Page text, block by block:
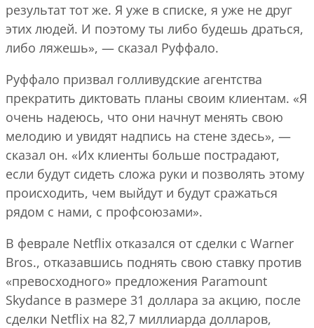
результат тот же. Я уже в списке, я уже не друг
этих людей. И поэтому ты либо будешь драться,
либо ляжешь», — сказал Руффало.
Руффало призвал голливудские агентства
прекратить диктовать планы своим клиентам. «Я
очень надеюсь, что они начнут менять свою
мелодию и увидят надпись на стене здесь», —
сказал он. «Их клиенты больше пострадают,
если будут сидеть сложа руки и позволять этому
происходить, чем выйдут и будут сражаться
рядом с нами, с профсоюзами».
В феврале Netflix отказался от сделки с Warner
Bros., отказавшись поднять свою ставку против
«превосходного» предложения Paramount
Skydance в размере 31 доллара за акцию, после
сделки Netflix на 82,7 миллиарда долларов,